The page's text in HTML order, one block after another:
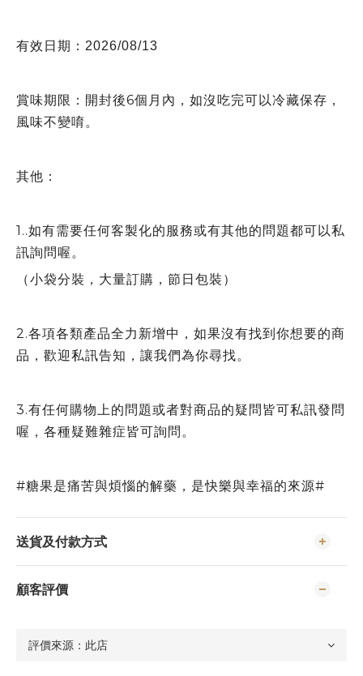
有效日期 ：2026/08/13
賞味期限：開封後6個月內，如沒吃完可以冷藏保存，
風味不變唷。
其他：
1..如有需要任何客製化的服務或有其他的問題都可以私
訊詢問喔。
（小袋分裝，大量訂購，節日包裝）
2.各項各類產品全力新增中，如果沒有找到你想要的商
品，歡迎私訊告知，讓我們為你尋找。
3.有任何購物上的問題或者對商品的疑問皆可私訊發問
喔，各種疑難雜症皆可詢問。
#糖果是痛苦與煩惱的解藥，是快樂與幸福的來源#
送貨及付款方式
顧客評價